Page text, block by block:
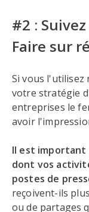
#2 :
Faire sur
Si vous l'utilisez
votre stratégie
entreprises le
avoir
Il est important
dont vos
postes de
reçoivent-ils
ou de partages